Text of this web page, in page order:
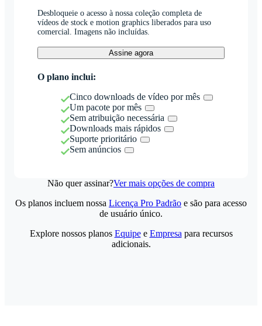
Desbloqueie o acesso à nossa coleção completa de
vídeos de stock e motion graphics liberados para uso
comercial. Imagens não incluídas.
Assine agora
O plano inclui:
Cinco downloads de vídeo por mês
Um pacote por mês
Sem atribuição necessária
Downloads mais rápidos
Suporte prioritário
Sem anúncios
Não quer assinar?Ver mais opções de compra
Os planos incluem nossa Licença Pro Padrão e são para acesso
de usuário único.
Explore nossos planos Equipee Empresa para recursos
adicionais.